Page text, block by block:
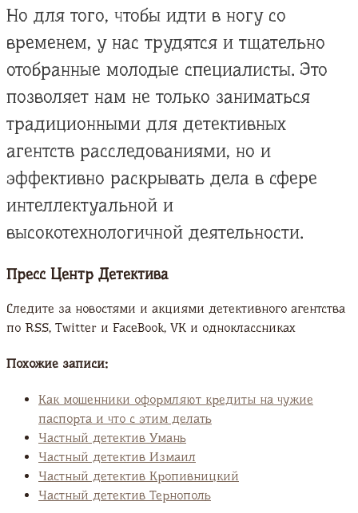
Но для того, чтобы идти в ногу со
временем, у нас трудятся и тщательно
отобранные молодые специалисты. Это
позволяет нам не только заниматься
традиционными для детективных
агентств расследованиями, но и
эффективно раскрывать дела в сфере
интеллектуальной и
высокотехнологичной деятельности.
Пресс Центр Детектива
Следите за новостями и акциями детективного агентства
по RSS, Twitter и FaсeBook, VK и одноклассниках
Похожие записи:
Как мошенники оформляют кредиты на чужие
паспорта и что с этим делать
Частный детектив Умань
Частный детектив Измаил
Частный детектив Кропивницкий
Частный детектив Тернополь